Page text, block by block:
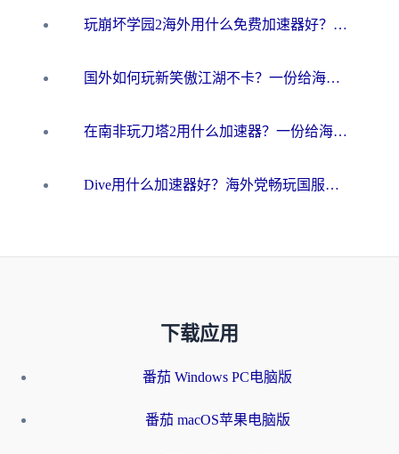
玩崩坏学园2海外用什么免费加速器好？2026海外党亲测国服游戏加速指南
国外如何玩新笑傲江湖不卡？一份给海外游子的终极网络指南
在南非玩刀塔2用什么加速器？一份给海外游子的终极生存指南
Dive用什么加速器好？海外党畅玩国服游戏的终极避坑指南
下载应用
番茄 Windows PC电脑版
番茄 macOS苹果电脑版